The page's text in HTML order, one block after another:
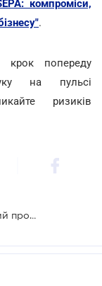
компроміси,
.
попереду
на пульсі
ризиків
Рада готується ухвалити доопрацьований проєкт про SEPA